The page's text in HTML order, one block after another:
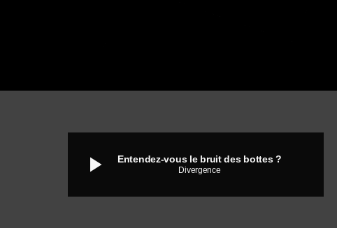
play_arrow Entendez-vous le bruit des bottes ?
Divergence